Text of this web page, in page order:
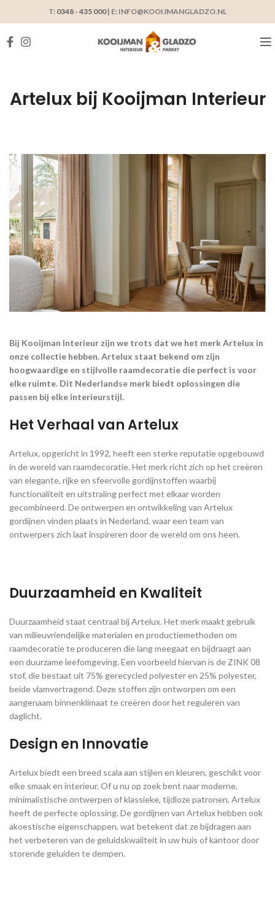
T: 0348 - 435 000| E: INFO@KOOIJMANGLADZO.NL
Artelux bij Kooijman Interieur
Bij Kooijman Interieur zijn we trots dat we het merk Artelux in
onze collectie hebben. Artelux staat bekend om zijn
hoogwaardige en stijlvolle raamdecoratie die perfect is voor
elke ruimte. Dit Nederlandse merk biedt oplossingen die
passen bij elke interieurstijl.
Het Verhaal van Artelux
Artelux, opgericht in 1992, heeft een sterke reputatie opgebouwd
in de wereld van raamdecoratie. Het merk richt zich op het creëren
van elegante, rijke en sfeervolle gordijnstoffen waarbij
functionaliteit en uitstraling perfect met elkaar worden
gecombineerd. De ontwerpen en ontwikkeling van Artelux
gordijnen vinden plaats in Nederland, waar een team van
ontwerpers zich laat inspireren door de wereld om ons heen.
Duurzaamheid en Kwaliteit
Duurzaamheid staat centraal bij Artelux. Het merk maakt gebruik
van milieuvriendelijke materialen en productiemethoden om
raamdecoratie te produceren die lang meegaat en bijdraagt aan
een duurzame leefomgeving. Een voorbeeld hiervan is de ZINK 08
stof, die bestaat uit 75% gerecycled polyester en 25% polyester,
beide vlamvertragend. Deze stoffen zijn ontworpen om een
aangenaam binnenklimaat te creëren door het reguleren van
daglicht​.
Design en Innovatie
Artelux biedt een breed scala aan stijlen en kleuren, geschikt voor
elke smaak en interieur. Of u nu op zoek bent naar moderne,
minimalistische ontwerpen of klassieke, tijdloze patronen, Artelux
heeft de perfecte oplossing. De gordijnen van Artelux hebben ook
akoestische eigenschappen, wat betekent dat ze bijdragen aan
het verbeteren van de geluidskwaliteit in uw huis of kantoor door
storende geluiden te dempen.